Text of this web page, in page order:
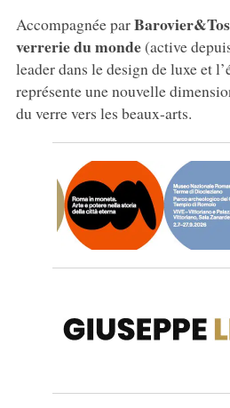
Accompagnée par
verrerie du monde(active
leader dans le design de luxe et
représente une nouvelle
du verre vers les beaux-arts.